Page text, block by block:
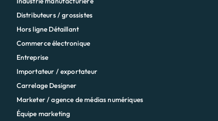
Distributeurs / grossistes
Hors ligne Détaillant
Commerce électronique
Entreprise
Importateur / exportateur
Carrelage Designer
Marketer / agence de médias numériques
Équipe marketing